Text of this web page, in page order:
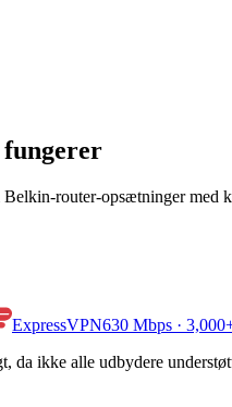
router-opsætninger
ExpressVPN630 Mbps ·
ikke alle udbydere